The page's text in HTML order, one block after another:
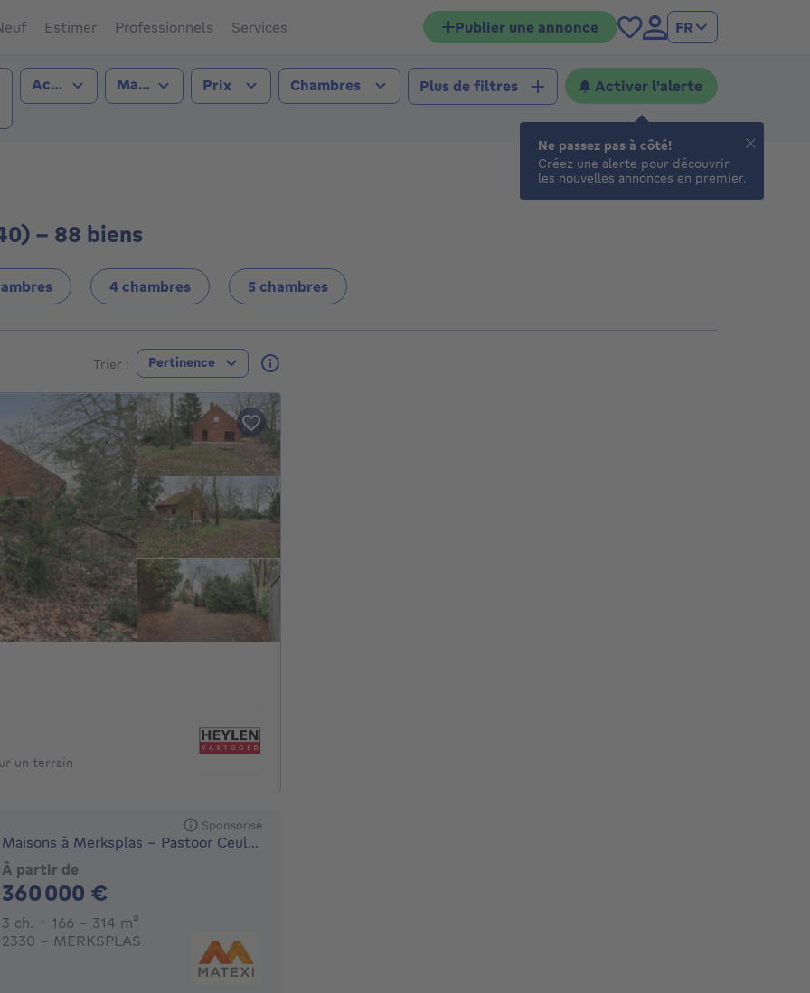
Estimer Professionnels Services Publier une annonce FR
(2340))
Type de transaction
Acheter Type de bien
Maison Prix Chambres Plus de filtres Activer l'alerte
- 88 biens
4 chambres 5 chambres
Trier : Pertinence
un terrain
Sponsorisé
Maisons à Merksplas - Pastoor Ceulemansstraat
À partir de
360 000 €
3 ch. 3 chambres
166 - 314 m²
2330 - MERKSPLAS
Ne passez pas à côté!
Créez une alerte pour découvrir
les nouvelles annonces en premier.